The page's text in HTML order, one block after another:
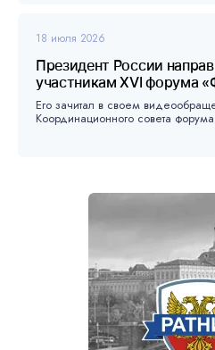
18 июля 2026
Президент России
участникам XVI форума
Его зачитал в своем
Координационного совета